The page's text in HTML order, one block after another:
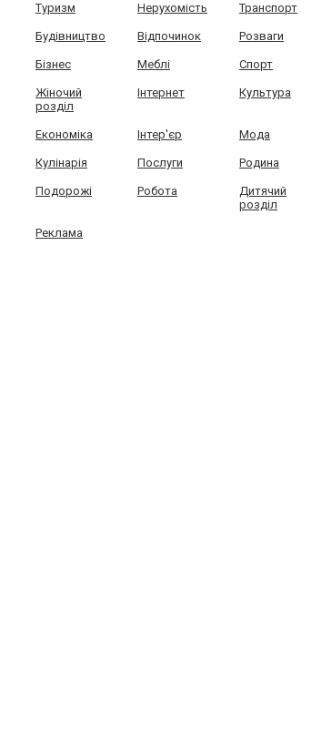
Туризм Нерухомість Транспорт
Будівництво Відпочинок Розваги
Бізнес Меблі Спорт
Жіночий
розділ
Інтернет Культура
Економіка Інтер'єр Мода
Кулінарія Послуги Родина
Подорожі Робота
Дитячий
розділ
Реклама